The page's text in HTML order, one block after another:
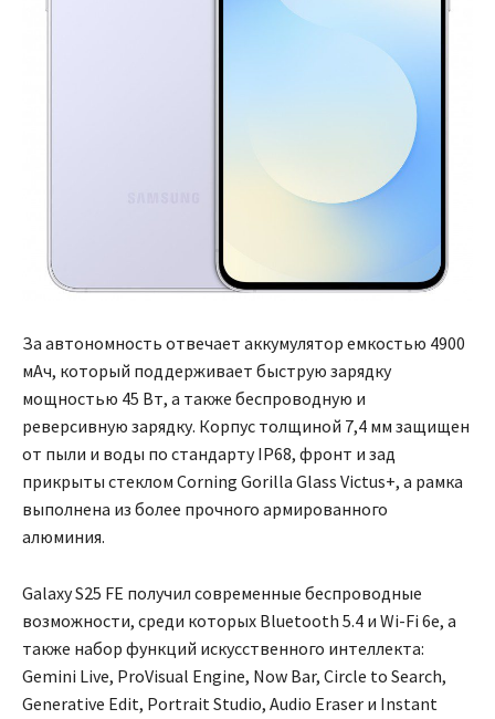
За автономность отвечает аккумулятор емкостью 4900
мАч, который поддерживает быструю зарядку
мощностью 45 Вт, а также беспроводную и
реверсивную зарядку. Корпус толщиной 7,4 мм защищен
от пыли и воды по стандарту IP68, фронт и зад
прикрыты стеклом Corning Gorilla Glass Victus+, а рамка
выполнена из более прочного армированного
алюминия.
Galaxy S25 FE получил современные беспроводные
возможности, среди которых Bluetooth 5.4 и Wi-Fi 6e, а
также набор функций искусственного интеллекта:
Gemini Live, ProVisual Engine, Now Bar, Circle to Search,
Generative Edit, Portrait Studio, Audio Eraser и Instant